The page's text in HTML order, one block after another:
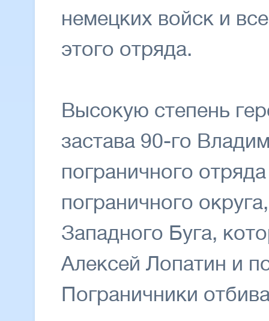
немецких войск и
этого отряда.
Высокую степень
застава 90-го
пограничного
пограничного
Западного Буга,
Алексей Лопатин и
Пограничники